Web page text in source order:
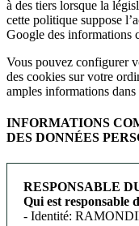
à des tiers lorsque la
cette politique suppose
Google des informations
Vous pouvez configurer
des cookies sur votre
amples informations
INFORMATIONS
DES DONNÉES
RESPONSABLE
Qui est responsable
- Identité: